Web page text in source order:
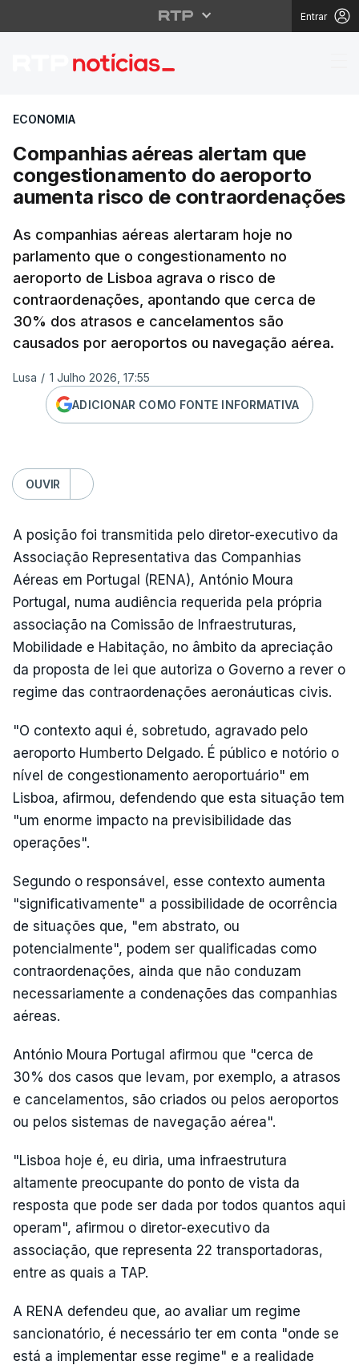
Entrar
Companhias aéreas
ECONOMIA
Companhias aéreas alertam que
congestionamento do aeroporto
aumenta risco de contraordenações
As companhias aéreas alertaram hoje no
parlamento que o congestionamento no
aeroporto de Lisboa agrava o risco de
contraordenações, apontando que cerca de
30% dos atrasos e cancelamentos são
causados por aeroportos ou navegação aérea.
Lusa / 1 Julho 2026, 17:55
ADICIONAR COMO FONTE INFORMATIVA
OUVIR
A posição foi transmitida pelo diretor-executivo da
Associação Representativa das Companhias
Aéreas em Portugal (RENA), António Moura
Portugal, numa audiência requerida pela própria
associação na Comissão de Infraestruturas,
Mobilidade e Habitação, no âmbito da apreciação
da proposta de lei que autoriza o Governo a rever o
regime das contraordenações aeronáuticas civis.
"O contexto aqui é, sobretudo, agravado pelo
aeroporto Humberto Delgado. É público e notório o
nível de congestionamento aeroportuário" em
Lisboa, afirmou, defendendo que esta situação tem
"um enorme impacto na previsibilidade das
operações".
Segundo o responsável, esse contexto aumenta
"significativamente" a possibilidade de ocorrência
de situações que, "em abstrato, ou
potencialmente", podem ser qualificadas como
contraordenações, ainda que não conduzam
necessariamente a condenações das companhias
aéreas.
António Moura Portugal afirmou que "cerca de
30% dos casos que levam, por exemplo, a atrasos
e cancelamentos, são criados ou pelos aeroportos
ou pelos sistemas de navegação aérea".
"Lisboa hoje é, eu diria, uma infraestrutura
altamente preocupante do ponto de vista da
resposta que pode ser dada por todos quantos aqui
operam", afirmou o diretor-executivo da
associação, que representa 22 transportadoras,
entre as quais a TAP.
A RENA defendeu que, ao avaliar um regime
sancionatório, é necessário ter em conta "onde se
está a implementar esse regime" e a realidade